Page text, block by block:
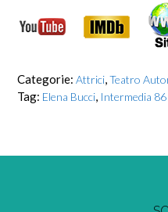
Categorie: Attrici,Teatro
Tag: Elena Bucci, Intermedia 86